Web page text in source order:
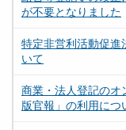
が不要となりました
特定非営利活動促進
いて
商業・法人登記のオ
版官報」の利用につ